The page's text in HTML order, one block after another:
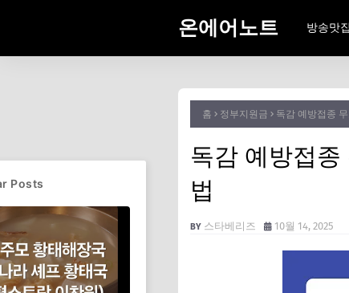
온에어노트 방송맛집
홈 정부지원금 독감 예방접종
독감 예방접
법
스타베리즈 10월 14, 2025
Posts